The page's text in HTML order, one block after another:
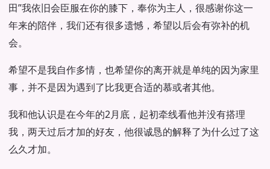
田”我依旧会臣服在你的膝下，奉你为主人，很感谢你这一
年来的陪伴，我们还有很多遗憾，希望以后会有弥补的机
会。
希望不是我自作多情，也希望你的离开就是单纯的因为家里
事，并不是因为遇到了比我更合适的慕或者其他。
我和他认识是在今年的2月底，起初牵线看他并没有搭理
我，两天过后才加的好友，他很诚恳的解释了为什么过了这
么久才加。